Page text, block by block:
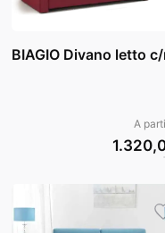
BIAGIO Divano letto
A